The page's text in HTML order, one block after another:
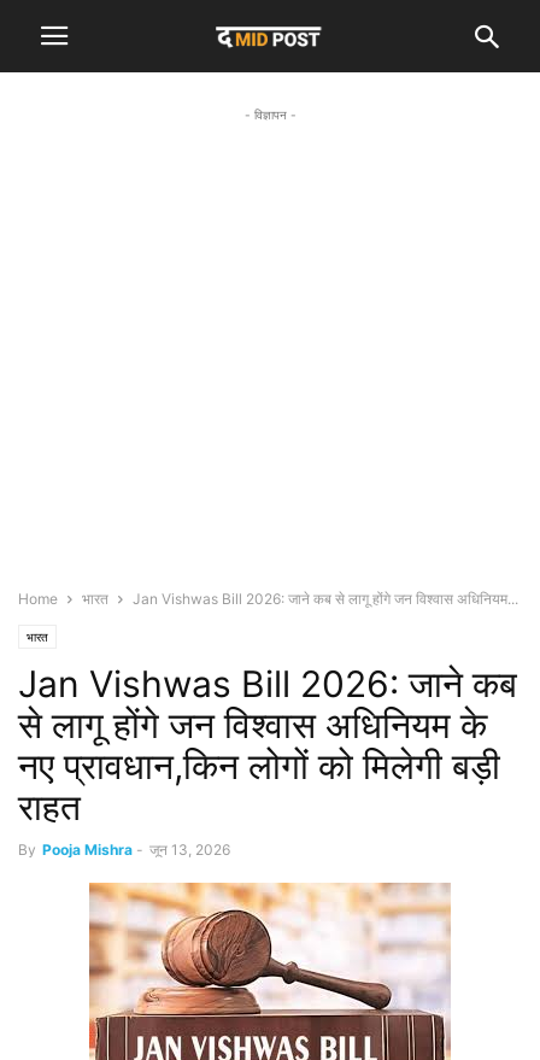
- विज्ञापन -
Home भारत Jan Vishwas Bill 2026: जाने कब से लागू होंगे जन विश्वास अधिनियम...
भारत
Jan Vishwas Bill 2026: जाने कब
से लागू होंगे जन विश्वास अधिनियम के
नए प्रावधान,किन लोगों को मिलेगी बड़ी
राहत
By Pooja Mishra - जून 13, 2026